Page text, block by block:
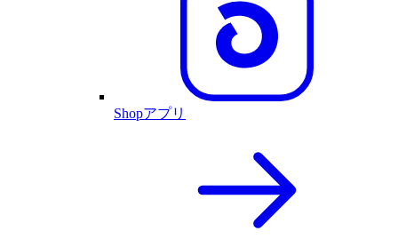
Shopアプリ